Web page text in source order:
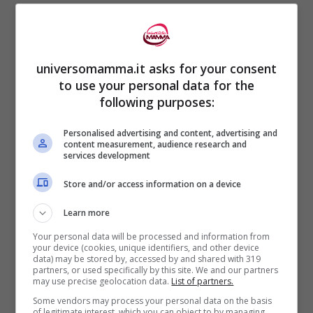
stomaco (come i fagioli) o
spinaci, che portano anch’essi ad un
eccessivo gonfiore.
Bevete in abbondanza , circa due
litri al giorno.
Masticate piano
quando mangiate
gas nell’intestino).
Camminate: una leggera
attivitàfisica, oltre a favorire la
universomamma.it asks for your consent
to use your personal data for the
following purposes:
Personalised advertising and content, advertising and
content measurement, audience research and
services development
Store and/or access information on a device
Learn more
Your personal data will be processed and information from
your device (cookies, unique identifiers, and other device
data) may be stored by, accessed by and shared with 319
partners, or used specifically by this site. We and our partners
may use precise geolocation data. List of partners.
Some vendors may process your personal data on the basis